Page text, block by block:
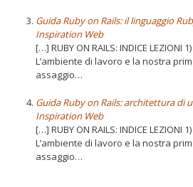
Guida Ruby on Rails: il linguaggio
Inspiration Web
[…] RUBY ON RAILS: INDICE LEZIONI
L’ambiente di lavoro e la nostra
assaggio…
Guida Ruby on Rails: architettura di
Inspiration Web
[…] RUBY ON RAILS: INDICE LEZIONI
L’ambiente di lavoro e la nostra
assaggio…